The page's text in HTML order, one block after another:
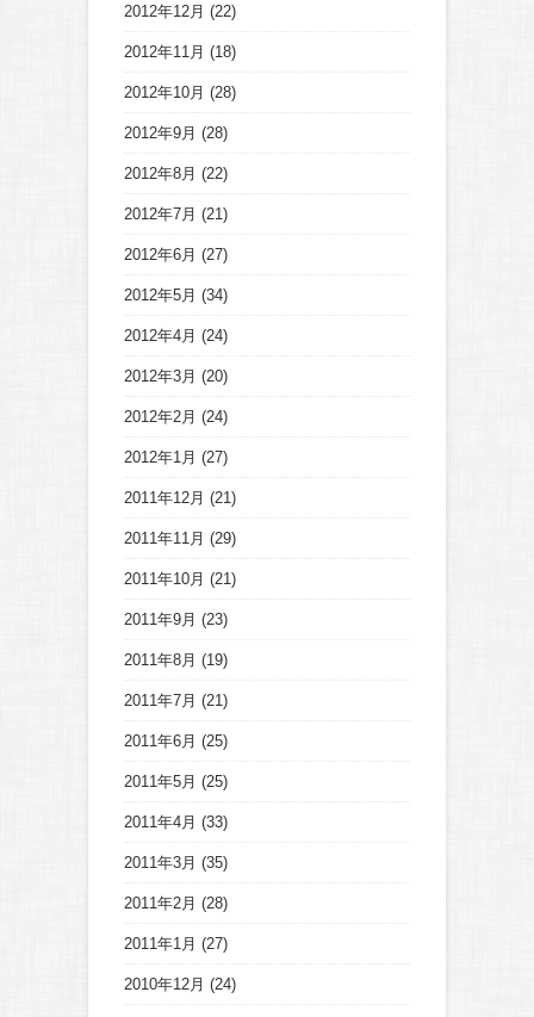
2012年12月 (22)
2012年11月 (18)
2012年10月 (28)
2012年9月 (28)
2012年8月 (22)
2012年7月 (21)
2012年6月 (27)
2012年5月 (34)
2012年4月 (24)
2012年3月 (20)
2012年2月 (24)
2012年1月 (27)
2011年12月 (21)
2011年11月 (29)
2011年10月 (21)
2011年9月 (23)
2011年8月 (19)
2011年7月 (21)
2011年6月 (25)
2011年5月 (25)
2011年4月 (33)
2011年3月 (35)
2011年2月 (28)
2011年1月 (27)
2010年12月 (24)